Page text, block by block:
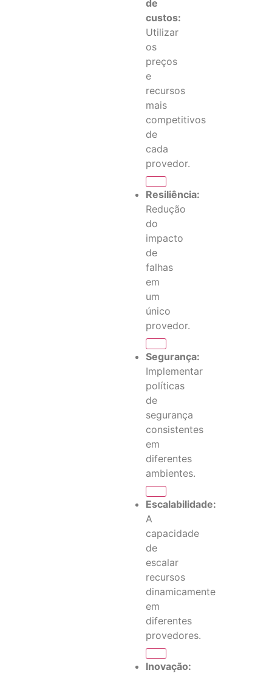
de
custos:
Utilizar
os
preços
e
recursos
mais
competitivos
de
cada
provedor.
Resiliência:
Redução
do
impacto
de
falhas
em
um
único
provedor.
Segurança:
Implementar
políticas
de
segurança
consistentes
em
diferentes
ambientes.
Escalabilidade:
A
capacidade
de
escalar
recursos
dinamicamente
em
diferentes
provedores.
Inovação: